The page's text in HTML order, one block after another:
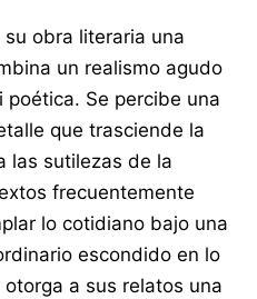
obra literaria una
un realismo agudo
Se percibe una
que trasciende la
las sutilezas de la
frecuentemente
lo cotidiano bajo una
escondido en lo
a sus relatos una